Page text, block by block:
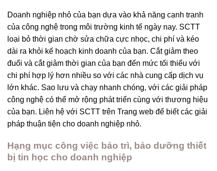
Doanh nghiệp nhỏ của bạn dựa vào khả năng cạnh tranh
của công nghệ trong môi trường kinh tế ngày nay. SCTT
loại bỏ thời gian chờ sửa chữa cực nhọc, chi phí và kéo
dài ra khỏi kế hoạch kinh doanh của bạn. Cắt giảm theo
đuổi và cắt giảm thời gian của bạn đến mức tối thiểu với
chi phí hợp lý hơn nhiều so với các nhà cung cấp dịch vụ
lớn khác. Sao lưu và chạy nhanh chóng, với các giải pháp
công nghệ có thể mở rộng phát triển cùng với thương hiệu
của bạn. Liên hệ với SCTT trên Trang web để biết các giải
pháp thuận tiện cho doanh nghiệp nhỏ.
Hạng mục công việc bảo trì, bảo dưỡng thiết
bị tin học cho doanh nghiệp